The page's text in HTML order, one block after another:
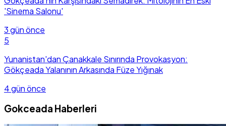
'Sinema Salonu'
3 gün önce
5
Yunanistan'dan Çanakkale Sınırında Provokasyon:
Gökçeada Yalanının Arkasında Füze Yığınak
4 gün önce
Gokceada Haberleri